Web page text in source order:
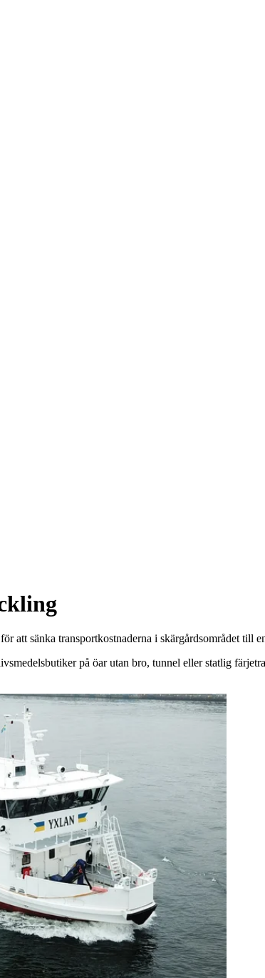
att sänka transportkostnaderna i skärgårdsområdet till
på öar utan bro, tunnel eller statlig